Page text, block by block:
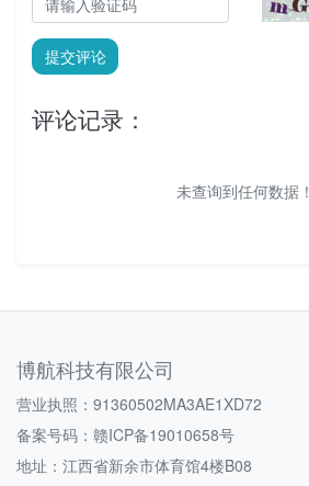
提交评论
评论记录：
未查询到任何数据！
博航科技有限公司
营业执照：91360502MA3AE1XD72
备案号码： 赣ICP备19010658号
地址：江西省新余市体育馆4楼B08